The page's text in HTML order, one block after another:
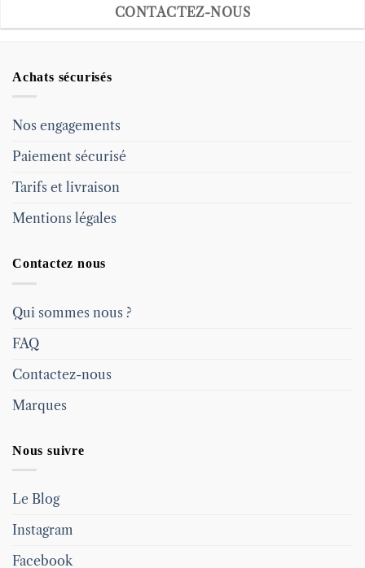
CONTACTEZ-NOUS
Achats sécurisés
Nos engagements
Paiement sécurisé
Tarifs et livraison
Mentions légales
Contactez nous
Qui sommes nous ?
FAQ
Contactez-nous
Marques
Nous suivre
Le Blog
Instagram
Facebook